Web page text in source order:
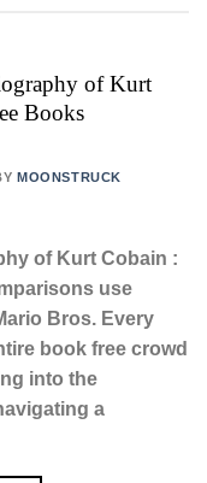
of Kurt
Books
MOONSTRUCK
of Kurt Cobain :
use
Bros. Every
book free crowd
into the
a